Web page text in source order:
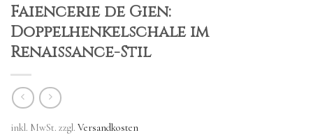
Faiencerie de Gien:
Doppelhenkelschale im
Renaissance-Stil
inkl. MwSt. zzgl. Versandkosten